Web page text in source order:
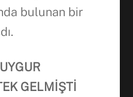
bulunan bir
GELMİŞTİ